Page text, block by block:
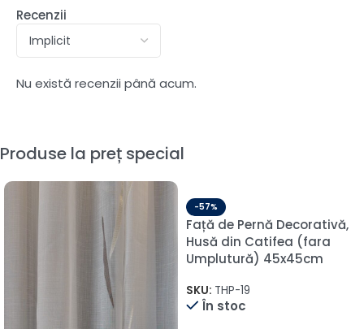
Recenzii
Nu există recenzii până acum.
Produse la preț special
-57%
Față de Pernă Decorativă,
Husă din Catifea (fara
Umplutură) 45x45cm
SKU: THP-19
În stoc